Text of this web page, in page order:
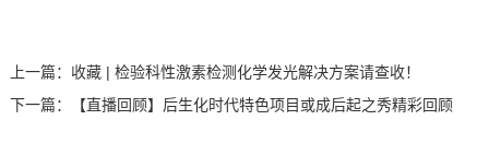
上一篇： 收藏 | 检验科性激素检测化学发光解决方案请查收！
下一篇：
【直播回顾】后生化时代特色项目或成后起之秀精彩回顾